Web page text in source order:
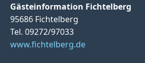
Gästeinformation Fichtelberg
95686 Fichtelberg
Tel. 09272/97033
www.fichtelberg.de